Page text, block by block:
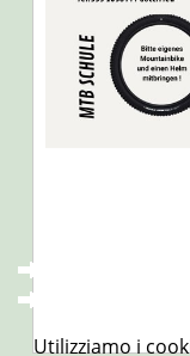
Utilizziamo i